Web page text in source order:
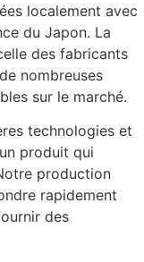
localement avec
du Japon. La
des fabricants
nombreuses
sur le marché.
technologies et
produit qui
production
rapidement
des